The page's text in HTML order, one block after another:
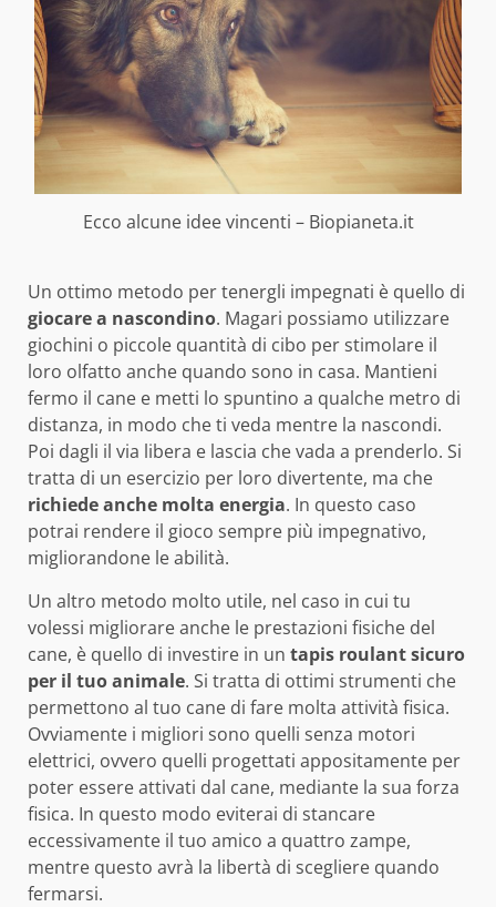
Ecco alcune idee vincenti – Biopianeta.it
Un ottimo metodo per tenergli impegnati è quello di
giocare a nascondino. Magari possiamo utilizzare
giochini o piccole quantità di cibo per stimolare il
loro olfatto anche quando sono in casa. Mantieni
fermo il cane e metti lo spuntino a qualche metro di
distanza, in modo che ti veda mentre la nascondi.
Poi dagli il via libera e lascia che vada a prenderlo. Si
tratta di un esercizio per loro divertente, ma che
richiede anche molta energia. In questo caso
potrai rendere il gioco sempre più impegnativo,
migliorandone le abilità.
Un altro metodo molto utile, nel caso in cui tu
volessi migliorare anche le prestazioni fisiche del
cane, è quello di investire in un tapis roulant sicuro
per il tuo animale. Si tratta di ottimi strumenti che
permettono al tuo cane di fare molta attività fisica.
Ovviamente i migliori sono quelli senza motori
elettrici, ovvero quelli progettati appositamente per
poter essere attivati dal cane, mediante la sua forza
fisica. In questo modo eviterai di stancare
eccessivamente il tuo amico a quattro zampe,
mentre questo avrà la libertà di scegliere quando
fermarsi.